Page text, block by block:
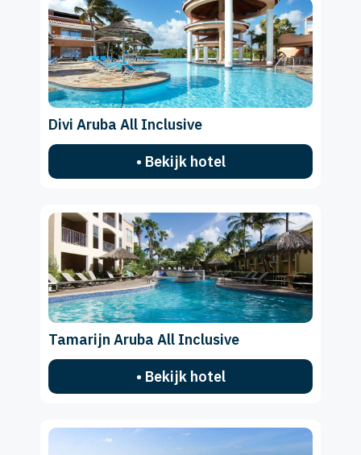
Divi Aruba All Inclusive
• Bekijk hotel
Tamarijn Aruba All Inclusive
• Bekijk hotel